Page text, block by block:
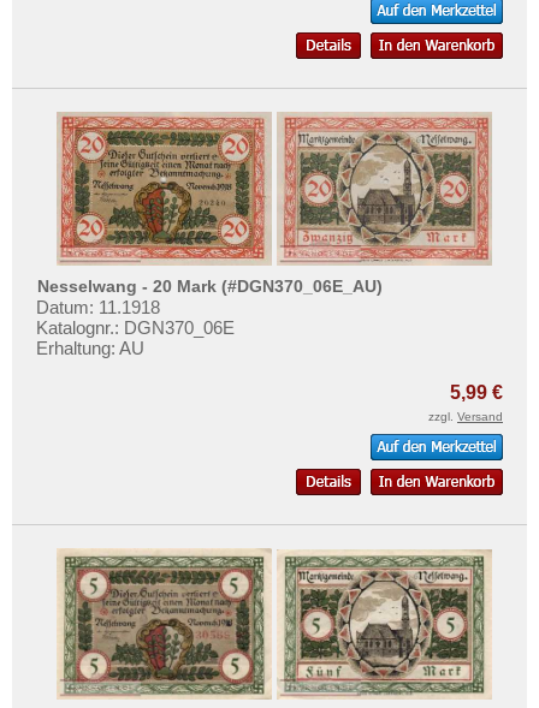
Nesselwang - 20 Mark (#DGN370_06E_AU)
Datum: 11.1918
Katalognr.: DGN370_06E
Erhaltung: AU
5,99 €
zzgl. Versand